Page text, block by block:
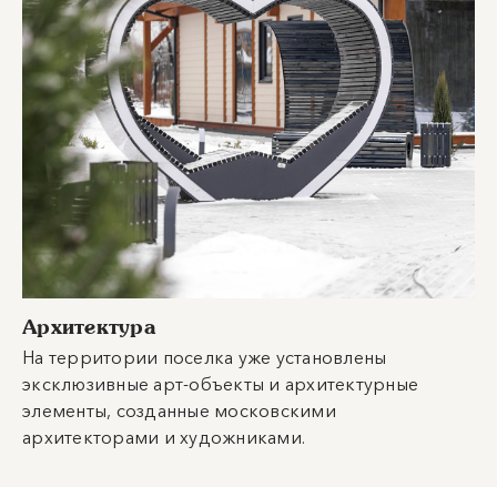
Архитектура
На территории поселка уже установлены
эксклюзивные арт-объекты и архитектурные
элементы, созданные московскими
архитекторами и художниками.